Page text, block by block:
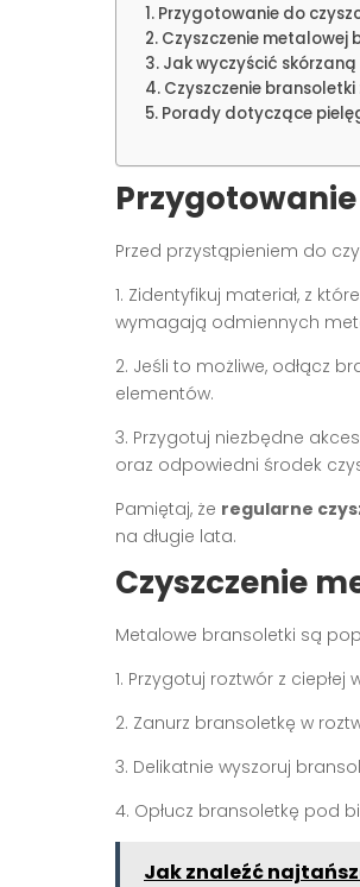
Przygotowanie do
Czyszczenie metalowej
Jak wyczyścić
Czyszczenie
Porady dotyczące
Przed przystąpieniem do
1. Zidentyfikuj materiał, z
wymagają odmiennych
2. Jeśli to możliwe, odłącz
elementów.
3. Przygotuj niezbędne
oraz odpowiedni środek
Pamiętaj, że regularne
na długie lata.
Czyszczenie
Metalowe bransoletki są
1. Przygotuj roztwór z ciepłej
2. Zanurz bransoletkę w
3. Delikatnie wyszoruj
4. Opłucz bransoletkę pod
Jak znaleźć